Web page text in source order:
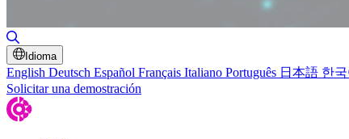
Idioma
English Deutsch Español Français Italiano Português 日本語 한국
Solicitar una demostración